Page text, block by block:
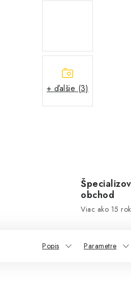
+ ďalšie (3)
obchod
Viac ako 15
Popis Parametre